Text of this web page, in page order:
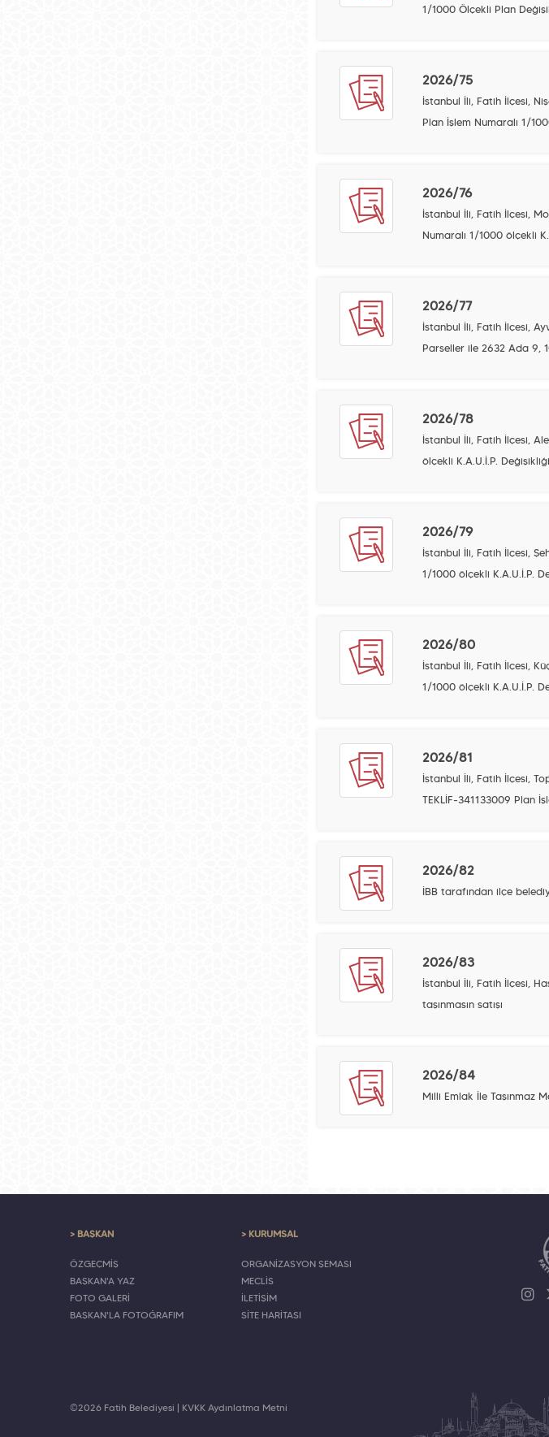
1/1000 Ölçekli Plan
2026/75
İstanbul İli, Fatih İlçesi,
Plan İşlem Numaralı 1/
2026/76
İstanbul İli, Fatih İlçesi,
Numaralı 1/1000 ölçekli
2026/77
İstanbul İli, Fatih İlçesi,
Parseller ile 2632 Ada 9,
2026/78
İstanbul İli, Fatih İlçesi,
ölçekli K.A.U.İ.P. Değişikliği
2026/79
İstanbul İli, Fatih İlçesi,
1/1000 ölçekli K.A.U.İ.P.
2026/80
İstanbul İli, Fatih İlçesi,
1/1000 ölçekli K.A.U.İ.P.
2026/81
İstanbul İli, Fatih İlçesi,
TEKLİF-341133009 Plan
2026/82
İBB tarafından ilçe
2026/83
İstanbul İli, Fatih İlçesi,
taşınmasın satışı
2026/84
Milli Emlak İle Taşınmaz
> BAŞKAN
ÖZGEÇMİŞ
BAŞKAN'A YAZ
FOTO GALERİ
BAŞKAN'LA FOTOĞRAFIM
> KURUMSAL
ORGANİZASYON ŞEMASI
MECLİS
İLETİŞİM
SİTE HARİTASI
©2026 Fatih Belediyesi | KVKK Aydınlatma Metni